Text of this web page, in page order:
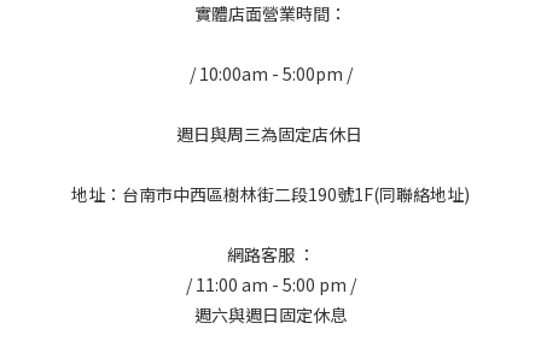
實體店面營業時間：
/ 10:00am - 5:00pm /
週日與周三為固定店休日
地址：台南市中西區樹林街二段190號1F(同聯絡地址)
網路客服 ：
/ 11:00 am - 5:00 pm /
週六與週日固定休息